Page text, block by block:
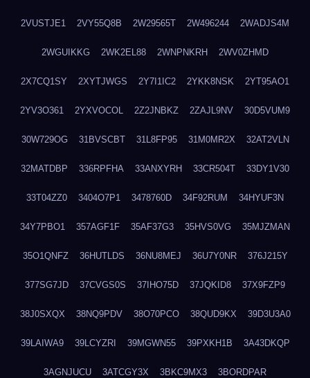
2VUSTJE1 2VY55Q8B 2W29565T 2W496244 2WADJS4M
2WGUIKKG 2WK2EL88 2WNPNKRH 2WV0ZHMD
2X7CQ1SY 2XYTJWGS 2Y7I1IC2 2YKK8NSK 2YT95AO1
2YV3O361 2YXVOCOL 2Z2JNBKZ 2ZAJL9NV 30D5VUM9
30W729OG 31BVSCBT 31L8FP95 31M0MR2X 32AT2VLN
32MATDBP 336RPFHA 33ANXYRH 33CR504T 33DY1V30
33T04ZZ0 3404O7P1 3478760D 34F92RUM 34HYUF3N
34Y7PBO1 357AGF1F 35AF37G3 35HVS0VG 35MJZMAN
35O1QNFZ 36HUTLDS 36NU8MEJ 36U7Y0NR 376J215Y
377SG7JD 37CVGS0S 37IHO75D 37JQKID8 37X9FZP9
38J0SXQX 38NQ9PDV 38O70PCO 38QUD9KX 39D3U3A0
39LAIWA9 39LCYZRI 39MGWN55 39PXKH1B 3A43DKQP
3AGNJUCU 3ATCGY3X 3BKC9MX3 3BORDPAR